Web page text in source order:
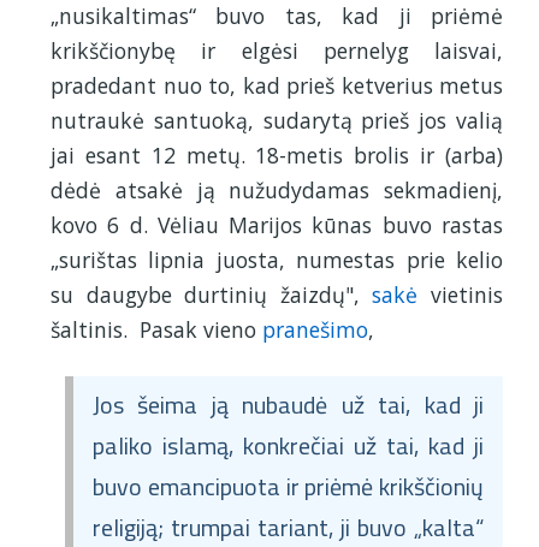
„nusikaltimas“ buvo tas, kad ji priėmė
krikščionybę ir elgėsi pernelyg laisvai,
pradedant nuo to, kad prieš ketverius metus
nutraukė santuoką, sudarytą prieš jos valią
jai esant 12 metų. 18-metis brolis ir (arba)
dėdė atsakė ją nužudydamas sekmadienį,
kovo 6 d. Vėliau Marijos kūnas buvo rastas
„surištas lipnia juosta, numestas prie kelio
su daugybe durtinių žaizdų", sakė vietinis
šaltinis. Pasak vieno pranešimo,
Jos šeima ją nubaudė už tai, kad ji
paliko islamą, konkrečiai už tai, kad ji
buvo emancipuota ir priėmė krikščionių
religiją; trumpai tariant, ji buvo „kalta“